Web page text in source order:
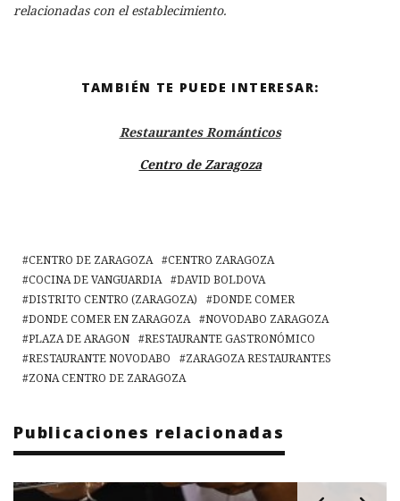
relacionadas con el establecimiento.
TAMBIÉN TE PUEDE INTERESAR:
Restaurantes Románticos
Centro de Zaragoza
CENTRO DE ZARAGOZA
CENTRO ZARAGOZA
COCINA DE VANGUARDIA
DAVID BOLDOVA
DISTRITO CENTRO (ZARAGOZA)
DONDE COMER
DONDE COMER EN ZARAGOZA
NOVODABO ZARAGOZA
PLAZA DE ARAGON
RESTAURANTE GASTRONÓMICO
RESTAURANTE NOVODABO
ZARAGOZA RESTAURANTES
ZONA CENTRO DE ZARAGOZA
Publicaciones relacionadas